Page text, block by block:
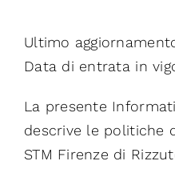
Ultimo
Data di entrata in
La presente
descrive le politiche
STM Firenze di